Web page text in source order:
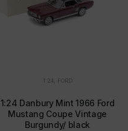
1:24 FORD
1:24 Danbury Mint 1966 Ford
Mustang Coupe Vintage
Burgundy/ black